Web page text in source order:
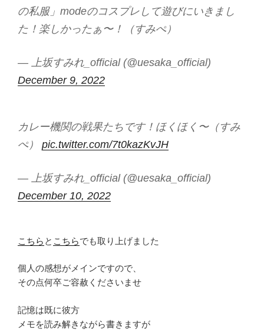
の私服」modeのコスプレして遊びにいきまし
た！楽しかったぁ〜！（すみぺ）
— 上坂すみれ_official (@uesaka_official)
December 9, 2022
カレー機関の戦果たちです！ほくほく〜（すみ
ぺ） pic.twitter.com/7t0kazKvJH
— 上坂すみれ_official (@uesaka_official)
December 10, 2022
こちら と こちらでも取り上げました
個人の感想がメインですので、
その点何卒ご容赦くださいませ
記憶は既に彼方
メモを読み解きながら書きますが